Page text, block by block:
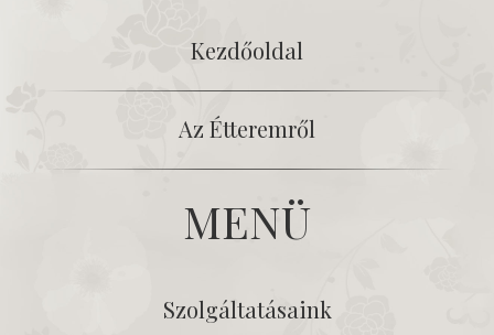
Kezdőoldal
Az Étteremről
MENÜ
Szolgáltatásaink